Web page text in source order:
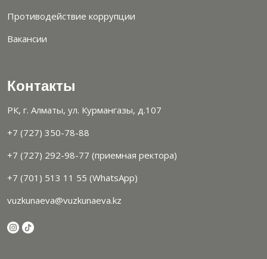
Противодействие коррупции
Вакансии
Контакты
РК, г. Алматы, ул. Курмангазы, д.107
+7 (727) 350-78-88
+7 (727) 292-98-77 (приемная ректора)
+7 (701) 513 11 55 (WhatsApp)
vuzkunaeva@vuzkunaeva.kz